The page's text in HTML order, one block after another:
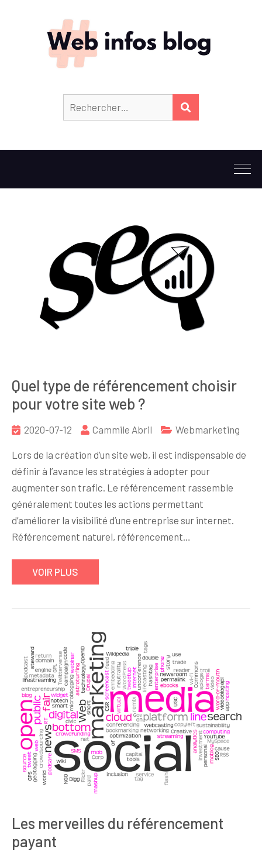
Quel type de référencement choisir
pour votre site web ?
2020-07-12 Cammile Abril Webmarketing
Lors de la création d’un site web, il est indispensable de
définir à l’avance les stratégies à adopter pour
augmenter son trafic. Le référencement rassemble
généralement toutes les actions permettant
d’améliorer la visibilité d’une entreprise sur internet.
Référencement naturel, référencement…
VOIR PLUS
Les merveilles du référencement
payant